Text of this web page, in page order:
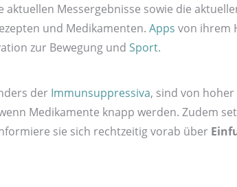
aktuellen Mess­ergebnisse sowie die
und Medikamenten. Apps von ihrem
zur Bewegung und Sport.
der Immunsuppressiva, sind von
Medikamente knapp werden. Zudem
sie sich recht­zeitig vorab über